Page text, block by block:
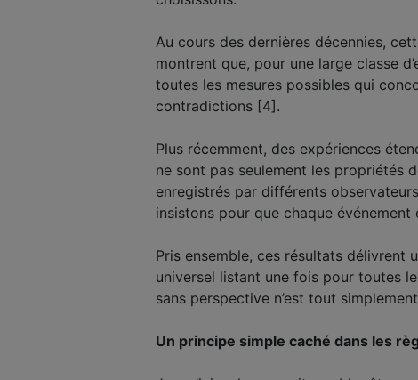
Au cours des dernières décennies,
montrent que, pour une large classe
toutes les mesures possibles qui
contradictions [4].
Plus récemment, des expériences
ne sont pas seulement les propriétés
enregistrés par différents
insistons pour que chaque
Pris ensemble, ces résultats délivrent
universel listant une fois pour toutes
sans perspective n’est tout
Un principe simple caché dans les